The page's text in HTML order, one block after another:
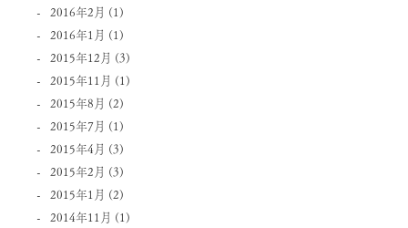
2016年2月 (1)
2016年1月 (1)
2015年12月 (3)
2015年11月 (1)
2015年8月 (2)
2015年7月 (1)
2015年4月 (3)
2015年2月 (3)
2015年1月 (2)
2014年11月 (1)